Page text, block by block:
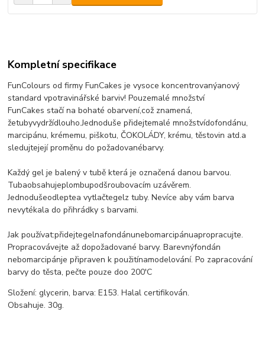
Kompletní specifikace
FunColours od firmy FunCakesje vysoce koncentrovanýanový
standard vpotravinářské barviv!Pouzemalé množství
FunCakes stačí na bohaté obarvení,což znamená,
žetubyvydržídlouho.Jednoduše přidejtemalé množstvídofondánu,
marcipánu,krémemu,piškotu, ČOKOLÁDY, krému, těstovin atd.a
sledujtejejíproměnudo požadovanébarvy.
Každý gel je balený v tubě která je označená danou barvou.
Tubaobsahujeplombupodšroubovacím uzávěrem.
Jednodušeodleptea vytlačtegelz tuby.Nevíce aby vám barva
nevytékala do přihrádky s barvami.
Jak používat:přidejtegelnafondánunebomarcipánuapropracujte.
Propracovávejte až dopožadované barvy.Barevnýfondán
nebomarcipánje připraven k použitínamodelování. Po zapracování
barvy do těsta, pečte pouze doo 200'C
Složení: glycerin, barva: E153. Halal certifikován.
Obsahuje. 30g.